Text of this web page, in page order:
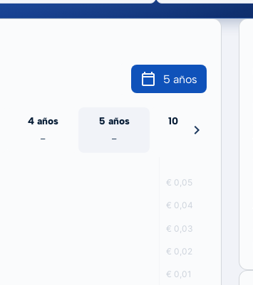
5 años
4 años
-
5 años
-
10 años